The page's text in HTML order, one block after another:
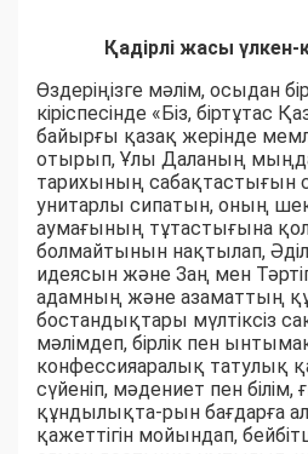
Қадірлі жасы үлкен-
Өздеріңізге мәлім, осыдан
кіріспесінде «Біз, біртұтас
байырғы қазақ жерінде
отырып, Ұлы Даланың
тарихының сабақтастығын
унитарлы сипатын, оның
аумағының тұтастығына қол
болмайтынын нақтылап,
идеясын және Заң мен
адамның және азаматтың
бостандықтары мүлтіксіз
мәлімдеп, бірлік пен
конфессияаралық татулық
сүйеніп, мәдениет пен
құндылықта-рын бағдарға
қажеттігін мойындап,